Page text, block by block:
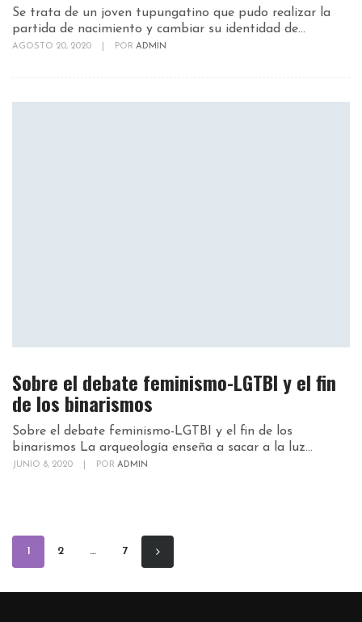
Se trata de un joven tupungatino que pudo realizar la
partida de nacimiento y cambiar su identidad de...
AGOSTO 20, 2020 POR ADMIN
Sobre el debate feminismo-LGTBI y el fin
de los binarismos
Sobre el debate feminismo-LGTBI y el fin de los
binarismos La arqueología enseña a sacar a la luz...
JUNIO 8, 2020 POR ADMIN
1 2 … 7